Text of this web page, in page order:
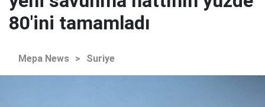
80'ini tamamladı
Mepa News > Suriye